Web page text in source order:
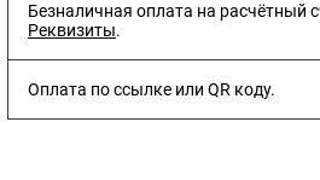
Безналичная оплата на расчётный
Реквизиты.
Оплата по ссылке или QR коду.